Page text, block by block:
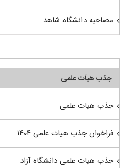
مصاحبه دانشگاه شاهد
جذب هیأت علمی
جذب هیات علمی
فراخوان جذب هیات علمی ۱۴۰۴
جذب هیات علمی دانشگاه آزاد